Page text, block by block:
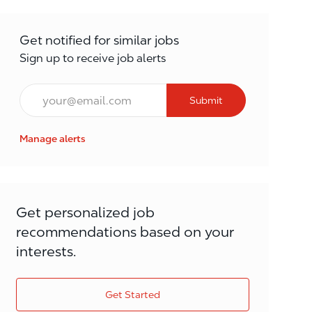
Get notified for similar jobs
Sign up to receive job alerts
Email*
Submit
Manage alerts
Get personalized job
recommendations based on your
interests.
Get Started